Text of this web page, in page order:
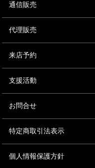
通信販売
代理販売
来店予約
支援活動
お問合せ
特定商取引法表示
個人情報保護方針